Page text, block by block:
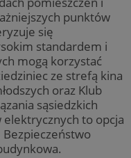
punktów
się
standardem i
mogą korzystać
ze strefą kina
oraz Klub
sąsiedzkich
elektrycznych to opcja